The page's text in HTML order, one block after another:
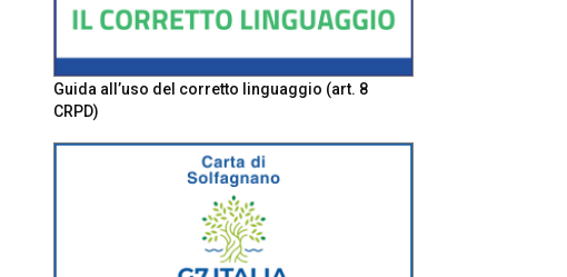
Guida all’uso del corretto linguaggio (art. 8
CRPD)